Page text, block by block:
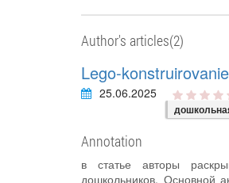
Author's articles(2)
Lego-
25.06.2025
Annotation
в статье авторы
дошкольников. Основной